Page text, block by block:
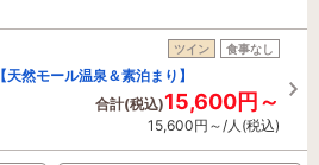
ツイン 食事なし
然モール温泉＆素泊まり】
合計(税込)15,600円～
15,600円～/人(税込)